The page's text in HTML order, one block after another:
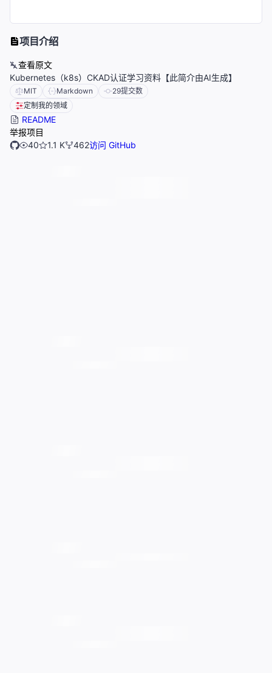
项目介绍
查看原文
Kubernetes（k8s）CKAD认证学习资料【此简介由AI生成】
MIT Markdown 29提交数
定制我的领域
README
举报项目
40
1.1 K 462访问 GitHub